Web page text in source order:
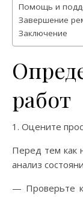
Помощь и
Завершение
Заключение
работ
1. Оцените
Перед тем как
анализ
— Проверьте